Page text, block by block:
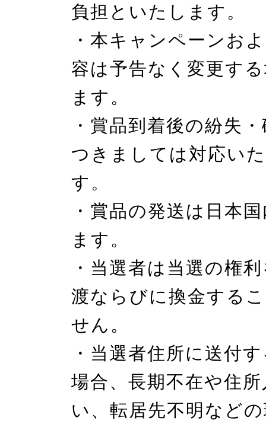
負担といたします。
・本キャンペーンお
容は予告なく変更す
ます。
・賞品到着後の紛失
つきましては対応い
す。
・賞品の発送は日本
ます。
・当選者は当選の権
渡ならびに換金する
せん。
・当選者住所に送付
場合、長期不在や住
い、転居先不明など